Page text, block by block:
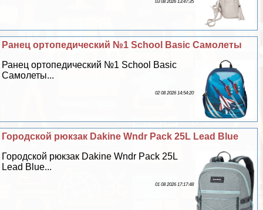
03 08 2026 13:47:35
Ранец ортопедический №1 School Basic Самолеты
Ранец ортопедический №1 School Basic
Самолеты...
02 08 2026 14:54:20
Городской рюкзак Dakine Wndr Pack 25L Lead Blue
Городской рюкзак Dakine Wndr Pack 25L
Lead Blue...
01 08 2026 17:17:48